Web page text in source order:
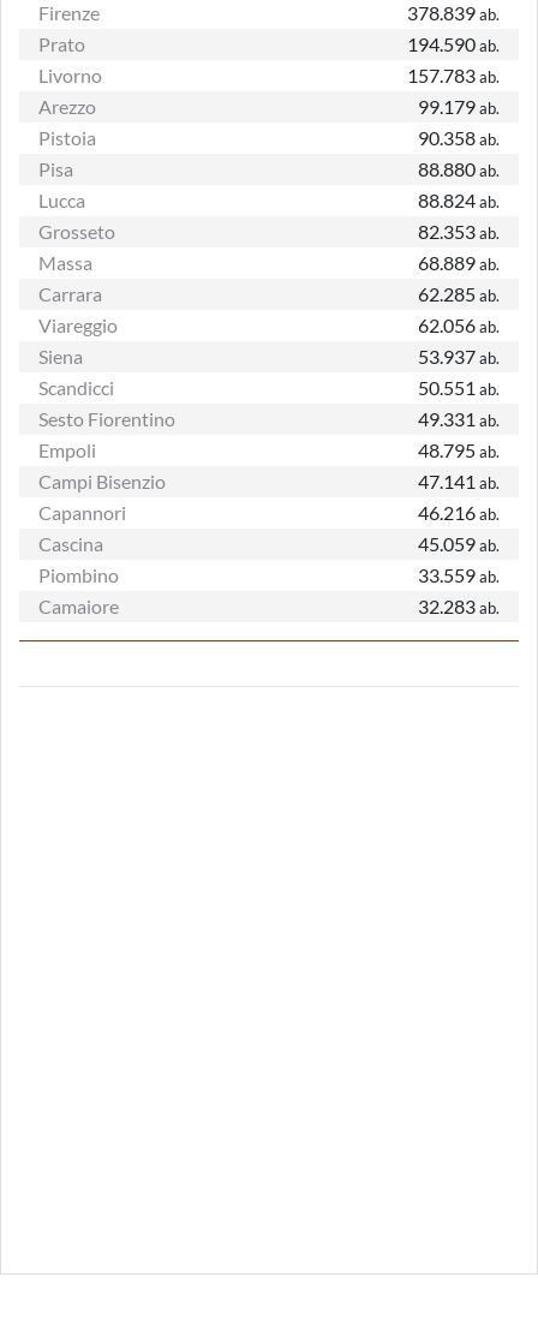
Firenze 378.839ab.
Prato 194.590ab.
Livorno 157.783ab.
Arezzo 99.179ab.
Pistoia 90.358ab.
Pisa 88.880ab.
Lucca 88.824ab.
Grosseto 82.353ab.
Massa 68.889ab.
Carrara 62.285ab.
Viareggio 62.056ab.
Siena 53.937ab.
Scandicci 50.551 ab.
Sesto Fiorentino 49.331 ab.
Empoli 48.795ab.
Campi Bisenzio 47.141 ab.
Capannori 46.216ab.
Cascina 45.059ab.
Piombino 33.559ab.
Camaiore 32.283ab.